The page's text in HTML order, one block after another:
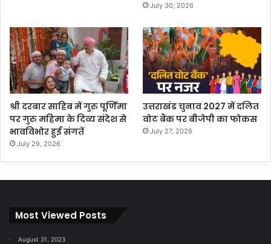
July 30, 2026
श्री दरबार साहिब में गुरु पूर्णिमा
पर गुरु महिमा के दिव्य संदेश से
भावविभोर हुई संगतें
July 29, 2026
उत्तराखंड चुनाव 2027 में दलित
वोट बैंक पर बीजेपी का फोकस
July 27, 2026
Most Viewed Posts
August 31, 2023